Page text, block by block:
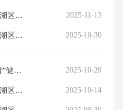
尝鲜·东西湖丨东西湖区2025年11月下旬文旅体活动预告 2025-11-13
尝鲜·东西湖丨东西湖区2025年11月上旬文旅体活动预告 2025-10-30
“金色重阳 关爱长者”健康讲座暨推拿文明实践活动举行 2025-10-29
尝鲜·东西湖丨东西湖区2025年10月下旬文旅体活动预告 2025-10-14